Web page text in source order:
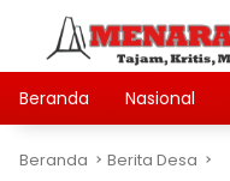
Langsung
konten
Beranda
Nasional
Beranda Berita Desa